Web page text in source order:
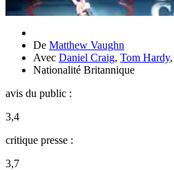
De Matthew Vaughn
Avec Daniel Craig, Tom Hardy,
Nationalité Britannique
avis du public :
3,4
critique presse :
3,7